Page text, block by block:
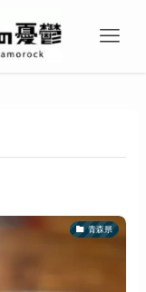
青森県